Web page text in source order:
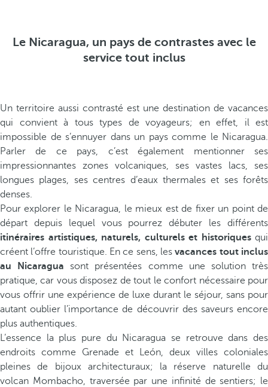
Le Nicaragua, un pays de contrastes avec le
service tout inclus
Un territoire aussi contrasté est une destination de vacances
qui convient à tous types de voyageurs; en effet, il est
impossible de s’ennuyer dans un pays comme le Nicaragua.
Parler de ce pays, c’est également mentionner ses
impressionnantes zones volcaniques, ses vastes lacs, ses
longues plages, ses centres d’eaux thermales et ses forêts
denses.
Pour explorer le Nicaragua, le mieux est de fixer un point de
départ depuis lequel vous pourrez débuter les différents
itinéraires artistiques, naturels, culturels et historiquesqui
créent l’offre touristique. En ce sens, lesvacances tout inclus
au Nicaragua sont présentées comme une solution très
pratique, car vous disposez de tout le confort nécessaire pour
vous offrir une expérience de luxe durant le séjour, sans pour
autant oublier l’importance de découvrir des saveurs encore
plus authentiques.
L’essence la plus pure du Nicaragua se retrouve dans des
endroits comme Grenade et León, deux villes coloniales
pleines de bijoux architecturaux; la réserve naturelle du
volcan Mombacho, traversée par une infinité de sentiers; le